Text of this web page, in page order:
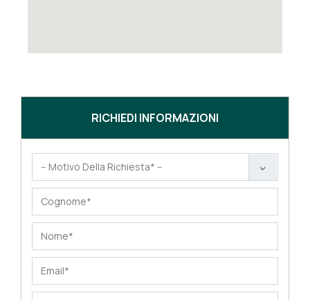
RICHIEDI INFORMAZIONI